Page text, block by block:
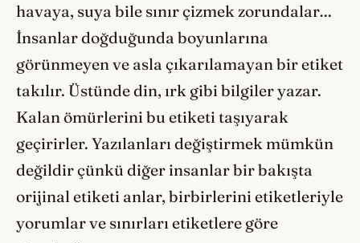
havaya, suya bile sınır çizmek zorundalar…
İnsanlar doğduğunda boyunlarına
görünmeyen ve asla çıkarılamayan bir etiket
takılır. Üstünde din, ırk gibi bilgiler yazar.
Kalan ömürlerini bu etiketi taşıyarak
geçirirler. Yazılanları değiştirmek mümkün
değildir çünkü diğer insanlar bir bakışta
orijinal etiketi anlar, birbirlerini etiketleriyle
yorumlar ve sınırları etiketlere göre